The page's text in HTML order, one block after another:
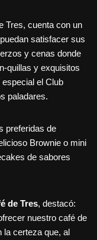
Tres, cuenta con un
satisfacer sus
y cenas donde
quillas y exquisitos
el Club
paladares.
preferidas de
Brownie o mini
de sabores
de Tres, destacó:
nuestro café de
la certeza que, al